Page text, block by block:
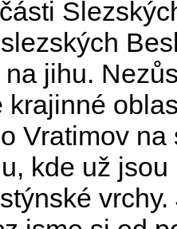
jihu.
krajinné
Vratimov
kde už